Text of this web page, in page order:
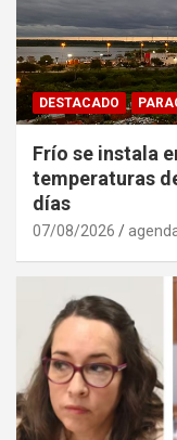
DESTACADO
Frío se instala
temperaturas
días
07/08/2026